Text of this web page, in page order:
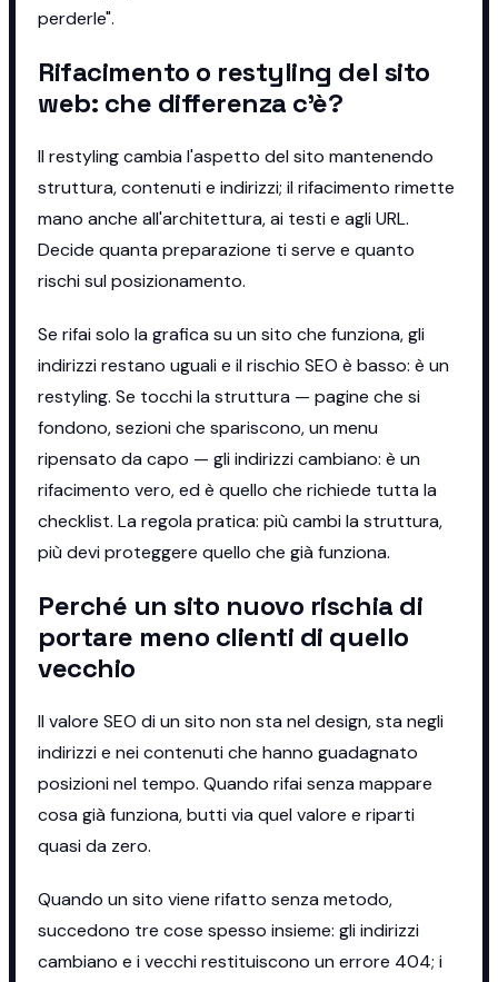
perderle".
Rifacimento o restyling del sito
web: che differenza c'è?
Il restyling cambia l'aspetto del sito mantenendo
struttura, contenuti e indirizzi; il rifacimento rimette
mano anche all'architettura, ai testi e agli URL.
Decide quanta preparazione ti serve e quanto
rischi sul posizionamento.
Se rifai solo la grafica su un sito che funziona, gli
indirizzi restano uguali e il rischio SEO è basso: è un
restyling. Se tocchi la struttura — pagine che si
fondono, sezioni che spariscono, un menu
ripensato da capo — gli indirizzi cambiano: è un
rifacimento vero, ed è quello che richiede tutta la
checklist. La regola pratica: più cambi la struttura,
più devi proteggere quello che già funziona.
Perché un sito nuovo rischia di
portare meno clienti di quello
vecchio
Il valore SEO di un sito non sta nel design, sta negli
indirizzi e nei contenuti che hanno guadagnato
posizioni nel tempo. Quando rifai senza mappare
cosa già funziona, butti via quel valore e riparti
quasi da zero.
Quando un sito viene rifatto senza metodo,
succedono tre cose spesso insieme: gli indirizzi
cambiano e i vecchi restituiscono un errore 404; i